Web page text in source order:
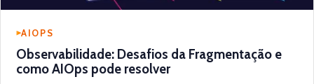
AIOPS
Observabilidade: Desafios da Fragmentação e
como AIOps pode resolver